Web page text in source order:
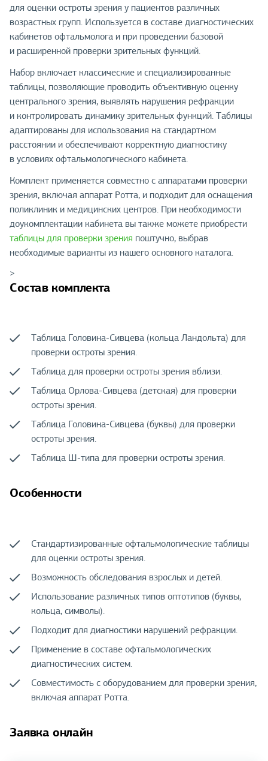
для оценки остроты зрения у пациентов различных
возрастных групп. Используется в составе диагностических
кабинетов офтальмолога и при проведении базовой
и расширенной проверки зрительных функций.
Набор включает классические и специализированные
таблицы, позволяющие проводить объективную оценку
центрального зрения, выявлять нарушения рефракции
и контролировать динамику зрительных функций. Таблицы
адаптированы для использования на стандартном
расстоянии и обеспечивают корректную диагностику
в условиях офтальмологического кабинета.
Комплект применяется совместно с аппаратами проверки
зрения, включая аппарат Ротта, и подходит для оснащения
поликлиник и медицинских центров. При необходимости
доукомплектации кабинета вы также можете приобрести
таблицы для проверки зрения поштучно, выбрав
необходимые варианты из нашего основного каталога.
>
Состав комплекта
Таблица Головина-Сивцева (кольца Ландольта) для
проверки остроты зрения.
Таблица для проверки остроты зрения вблизи.
Таблица Орлова-Сивцева (детская) для проверки
остроты зрения.
Таблица Головина-Сивцева (буквы) для проверки
остроты зрения.
Таблица Ш-типа для проверки остроты зрения.
Особенности
Стандартизированные офтальмологические таблицы
для оценки остроты зрения.
Возможность обследования взрослых и детей.
Использование различных типов оптотипов (буквы,
кольца, символы).
Подходит для диагностики нарушений рефракции.
Применение в составе офтальмологических
диагностических систем.
Совместимость с оборудованием для проверки зрения,
включая аппарат Ротта.
Заявка онлайн